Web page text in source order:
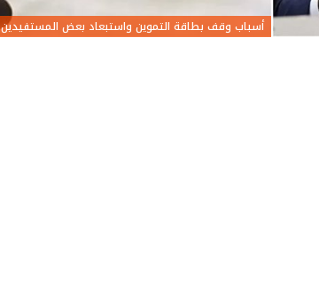
أسباب وقف بطاقة التموين واستبعاد بعض المستفيدين